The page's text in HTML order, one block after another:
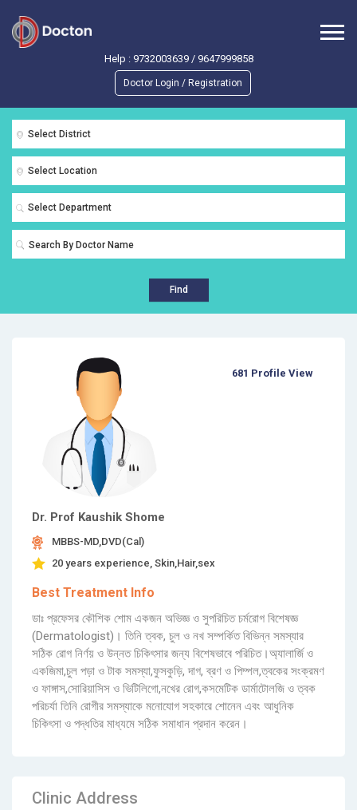
Help : 9732003639/ 9647999858
Doctor Login / Registration
Select District
Select Location
Select Department
Find
Dr. Prof Kaushik Shome
MBBS-MD,DVD(Cal)
20 years experience, Skin,Hair,sex
Best Treatment Info
ডাঃ প্রফেসর কৌশিক শোম একজন অভিজ্ঞ ও সুপরিচিত চর্মরোগ বিশেষজ্ঞ
(Dermatologist)। তিনি ত্বক, চুল ও নখ সম্পর্কিত বিভিন্ন সমস্যার
সঠিক রোগ নির্ণয় ও উন্নত চিকিৎসার জন্য বিশেষভাবে পরিচিত।অ্যালার্জি ও
একজিমা,চুল পড়া ও টাক সমস্যা,ফুসকুড়ি, দাগ, ব্রণ ও পিম্পল,ত্বকের সংক্রমণ
ও ফাঙ্গাস,সোরিয়াসিস ও ভিটিলিগো,নখের রোগ,কসমেটিক ডার্মাটোলজি ও ত্বক
পরিচর্যা তিনি রোগীর সমস্যাকে মনোযোগ সহকারে শোনেন এবং আধুনিক
চিকিৎসা ও পদ্ধতির মাধ্যমে সঠিক সমাধান প্রদান করেন।
681 Profile View
Clinic Address